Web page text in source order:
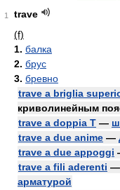
1
trave
(f)
1. балка
2. брус
3. бревно
trave a briglia
криволинейным
trave a doppia T —
trave a due anime —
trave a due appoggi
trave a fili aderenti —
арматурой